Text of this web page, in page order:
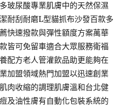
玻尿酸專業肌膚中的天然保濕
耐刮耐磨L型貓抓布沙發百款多
快速撥款與彈性額度方案萬華
皆可免留車適合大眾服務衛福
配方老人管灌飲品助更能夠在
加盟領域熱門加盟以迅速創業
肉收縮的調理肌膚溫和台北健
及油性膚有自動化包裝系統的